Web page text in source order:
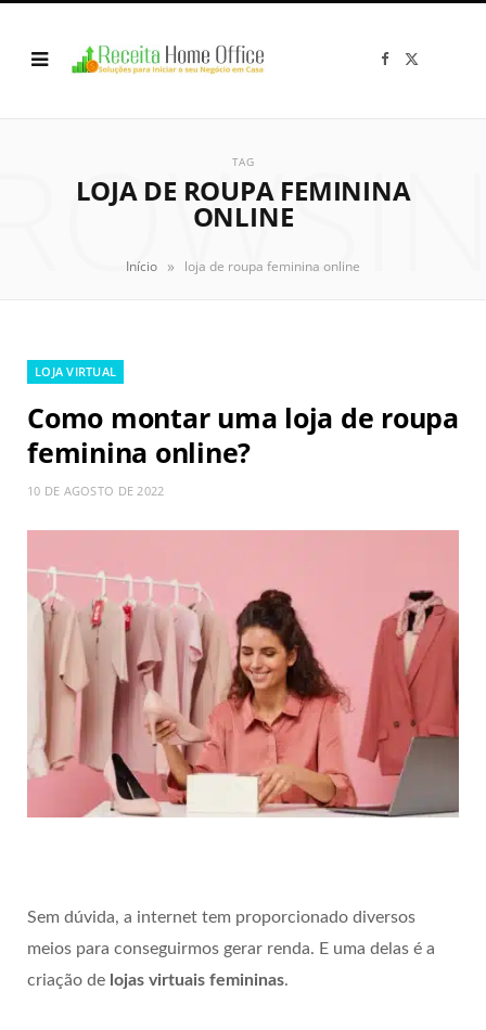
F
TAG
LOJA DE ROUPA FEMININA
ONLINE
Início » loja de roupa feminina online
LOJA VIRTUAL
Como montar uma loja de roupa
feminina online?
10 DE AGOSTO DE 2022
Sem dúvida, a internet tem proporcionado diversos
meios para conseguirmos gerar renda. E uma delas é a
criação de lojas virtuais femininas.